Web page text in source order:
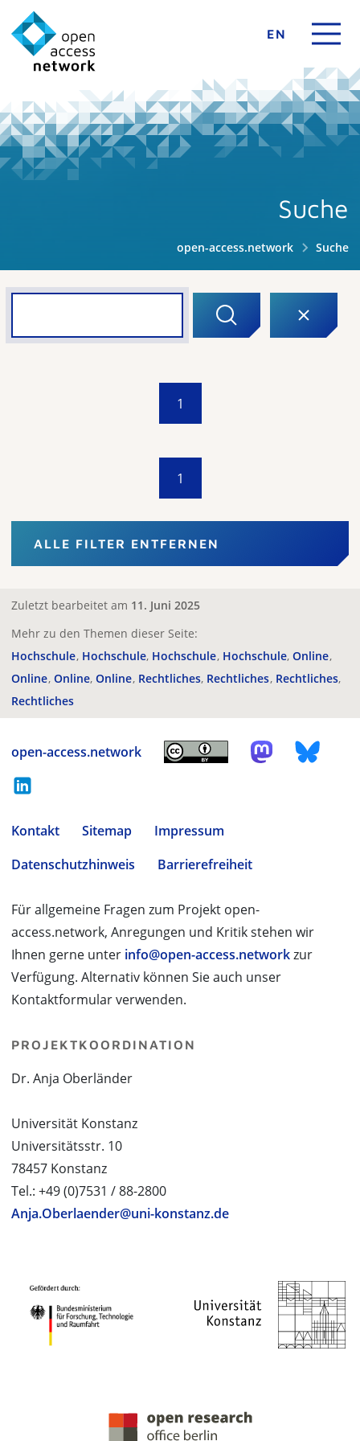
EN
Suche
open-access.network Suche
1
1
ALLE FILTER ENTFERNEN
Zuletzt bearbeitet am 11. Juni 2025
Mehr zu den Themen dieser Seite:
Hochschule Hochschule Hochschule Hochschule Online
Online Online Online Rechtliches Rechtliches Rechtliches
Rechtliches
open-access.network
Kontakt Sitemap
Impressum
Datenschutzhinweis
Barrierefreiheit
Für allgemeine Fragen zum Projekt open-
access.network, Anregungen und Kritik stehen wir
Ihnen gerne unter info@open-access.networkzur
Verfügung. Alternativ können Sie auch unser
Kontaktformular verwenden.
PROJEKTKOORDINATION
Dr. Anja Oberländer
Universität Konstanz
Universitätsstr. 10
78457 Konstanz
Tel.: +49 (0)7531 / 88-2800
Anja.Oberlaender@uni-konstanz.de